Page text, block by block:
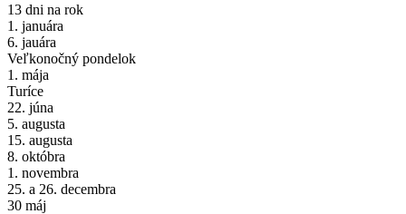
13 dni na rok
1. januára
6. jauára
Veľkonočný pondelok
1. mája
Turíce
22. júna
5. augusta
15. augusta
8. októbra
1. novembra
25. a 26. decembra
30 máj